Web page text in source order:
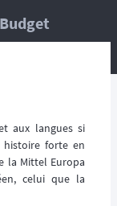
une
à
médicales
suivent la
Budget
aux langues si
forte en
la Mittel Europa
celui que la